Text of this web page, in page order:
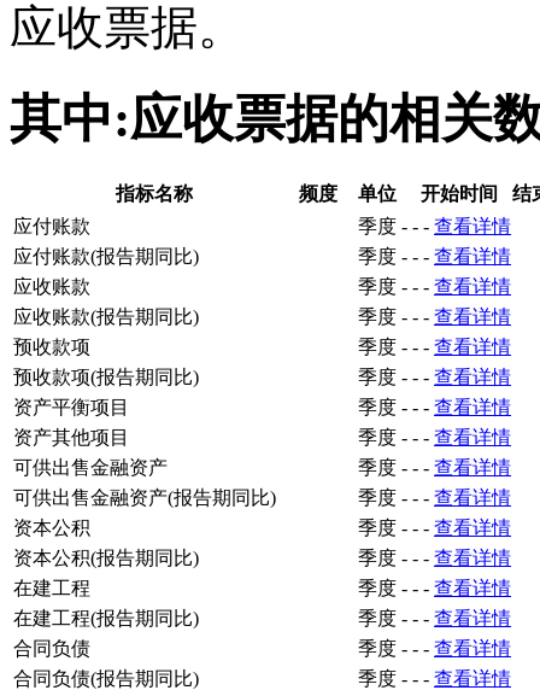
应收票据。
其中:应收票据的相关
指标名称 频度 单位 开始时间
结
应付账款
季度 - - - 查看详情
应付账款(报告期同比)
季度 - - - 查看详情
应收账款
季度 - - - 查看详情
应收账款(报告期同比)
季度 - - - 查看详情
预收款项
季度 - - - 查看详情
预收款项(报告期同比)
季度 - - - 查看详情
资产平衡项目
季度 - - - 查看详情
资产其他项目
季度 - - - 查看详情
可供出售金融资产
季度 - - - 查看详情
可供出售金融资产(报告期同比)
季度 - - - 查看详情
资本公积
季度 - - - 查看详情
资本公积(报告期同比)
季度 - - - 查看详情
在建工程
季度 - - - 查看详情
在建工程(报告期同比)
季度 - - - 查看详情
合同负债
季度 - - - 查看详情
合同负债(报告期同比)
季度 - - - 查看详情